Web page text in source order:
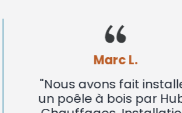
"Nous avons fait installer
un poêle à bois par Huby